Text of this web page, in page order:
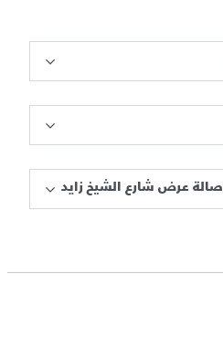
صالة عرض شارع الشيخ زايد